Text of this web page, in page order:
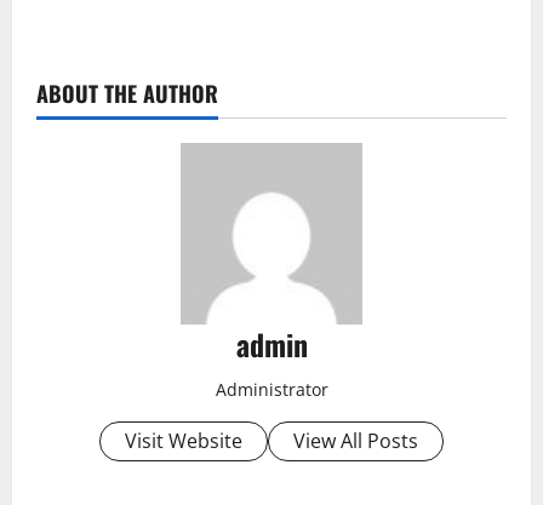
ABOUT THE AUTHOR
admin
Administrator
Visit Website View All Posts